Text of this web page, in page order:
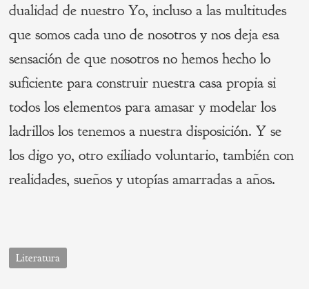
dualidad de nuestro Yo, incluso a las multitudes
que somos cada uno de nosotros y nos deja esa
sensación de que nosotros no hemos hecho lo
suficiente para construir nuestra casa propia si
todos los elementos para amasar y modelar los
ladrillos los tenemos a nuestra disposición. Y se
los digo yo, otro exiliado voluntario, también con
realidades, sueños y utopías amarradas a años.
Literatura